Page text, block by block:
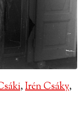
,Irén Csáky,